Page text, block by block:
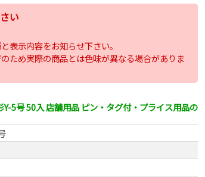
い
表示内容をお知らせ下さい。
ため実際の商品とは色味が異なる場合がありま
5号 50入 店舗用品 ピン・タグ付・プライス用品の